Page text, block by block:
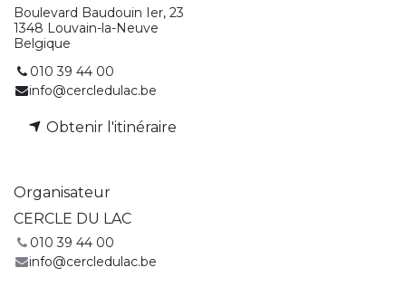
Boulevard Baudouin Ier, 23
1348 Louvain-la-Neuve
Belgique
010 39 44 00
info@cercledulac.be
Obtenir l'itinéraire
Organisateur
CERCLE DU LAC
010 39 44 00
info@cercledulac.be